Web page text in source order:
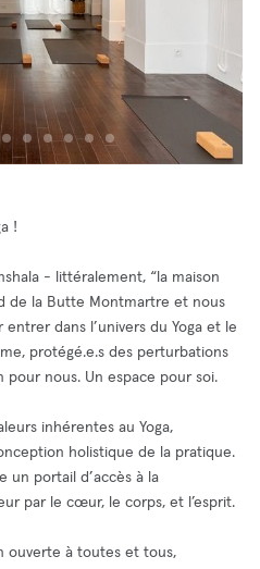
!
- littéralement, “la maison
de la Butte Montmartre et nous
dans l’univers du Yoga et le
protégé.e.s des perturbations
nous. Un espace pour soi.
inhérentes au Yoga,
holistique de la pratique.
un portail d’accès à la
par le cœur, le corps, et l’esprit.
ouverte à toutes et tous,